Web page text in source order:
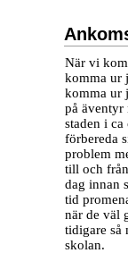
När vi
komma ur
komma ur
på äventyr
staden i
förbereda
problem
till och
dag innan
tid
när de väl
tidigare så
skolan.